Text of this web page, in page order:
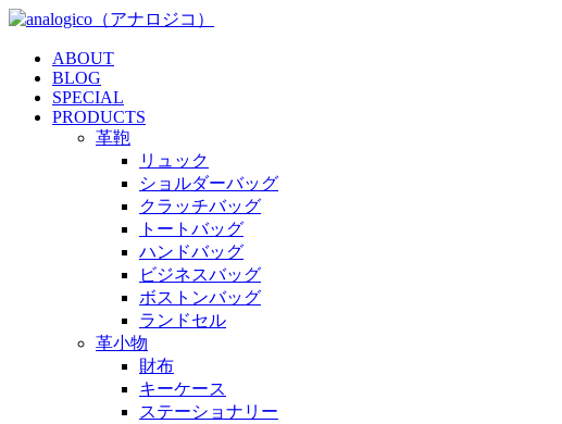
ABOUT
BLOG
SPECIAL
PRODUCTS
革鞄
リュック
ショルダーバッグ
クラッチバッグ
トートバッグ
ハンドバッグ
ビジネスバッグ
ボストンバッグ
ランドセル
革小物
財布
キーケース
ステーショナリー